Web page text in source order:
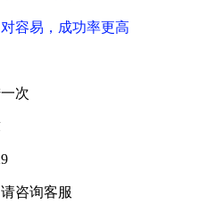
容易，成功率更高
次
咨询客服